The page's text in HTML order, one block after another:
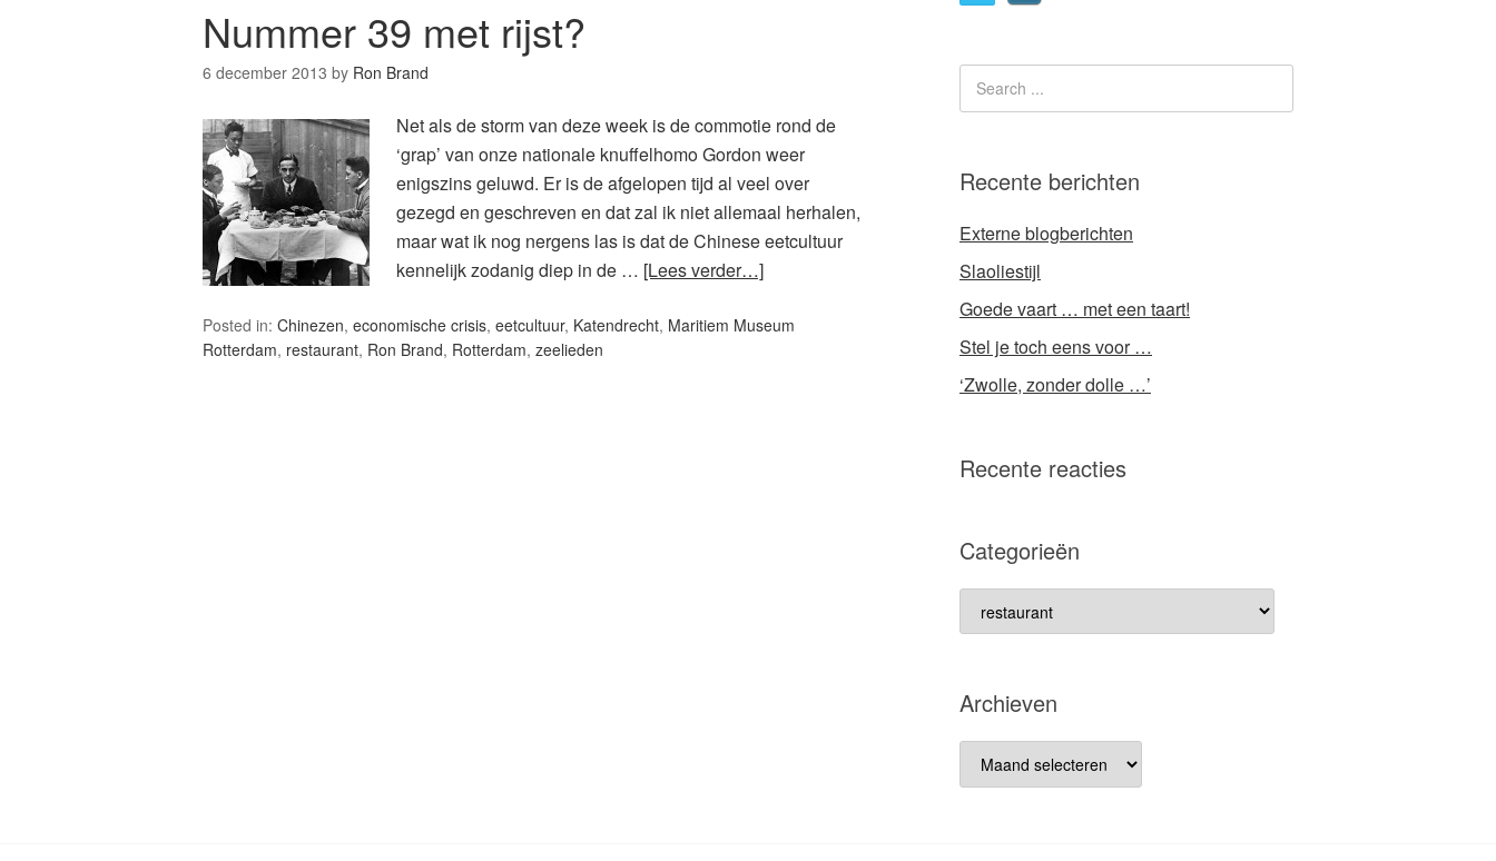
Nummer 39 met rijst?
6 december 2013 by Ron Brand
Net als de storm van deze week is de commotie rond de
‘grap’ van onze nationale knuffelhomo Gordon weer
enigszins geluwd. Er is de afgelopen tijd al veel over
gezegd en geschreven en dat zal ik niet allemaal herhalen,
maar wat ik nog nergens las is dat de Chinese eetcultuur
kennelijk zodanig diep in de … [Lees verder…]
Posted in: Chinezen, economische crisis, eetcultuur, Katendrecht, Maritiem Museum
Rotterdam, restaurant, Ron Brand, Rotterdam, zeelieden
Recente berichten
Externe blogberichten
Slaoliestijl
Goede vaart … met een taart!
Stel je toch eens voor …
‘Zwolle, zonder dolle …’
Recente reacties
Categorieën
Categorieën
Archieven
Archieven